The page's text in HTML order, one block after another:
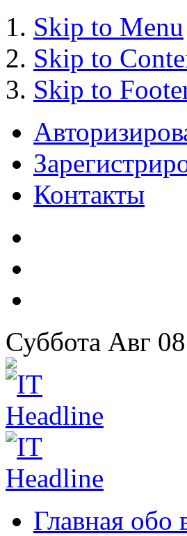
Skip to Menu
Skip to
Skip to
Контакты
Суббота Авг 08
Главная обо